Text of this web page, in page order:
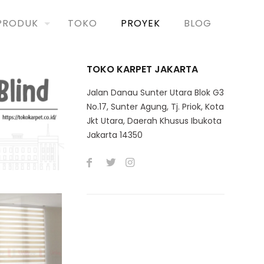
TOKO PROYEK BLOG
TOKO KARPET JAKARTA
Jalan Danau Sunter Utara Blok G3
No.17, Sunter Agung, Tj. Priok, Kota
Jkt Utara, Daerah Khusus Ibukota
Jakarta 14350